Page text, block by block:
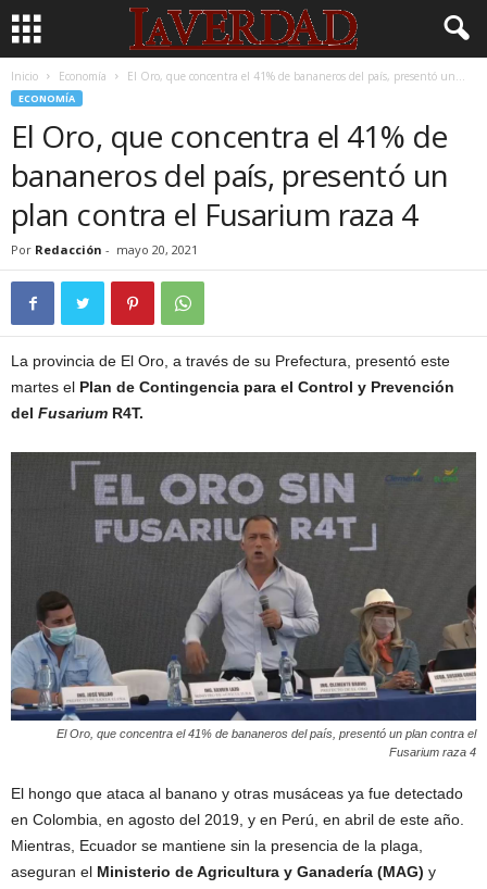
Inicio Economía El Oro, que concentra el 41% de bananeros del país, presentó un...
ECONOMÍA
El Oro, que concentra el 41% de
bananeros del país, presentó un
plan contra el Fusarium raza 4
Por Redacción - mayo 20, 2021
La provincia de El Oro, a través de su Prefectura, presentó este
martes el Plan de Contingencia para el Control y Prevención
del Fusarium R4T.
El Oro, que concentra el 41% de bananeros del país, presentó un plan contra el
Fusarium raza 4
El hongo que ataca al banano y otras musáceas ya fue detectado
en Colombia, en agosto del 2019, y en Perú, en abril de este año.
Mientras, Ecuador se mantiene sin la presencia de la plaga,
aseguran el Ministerio de Agricultura y Ganadería (MAG) y